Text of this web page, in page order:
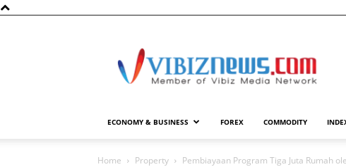
ECONOMY & BUSINESS FOREX COMMODITY
Home Property Pembiayaan Program Tiga Juta Rumah